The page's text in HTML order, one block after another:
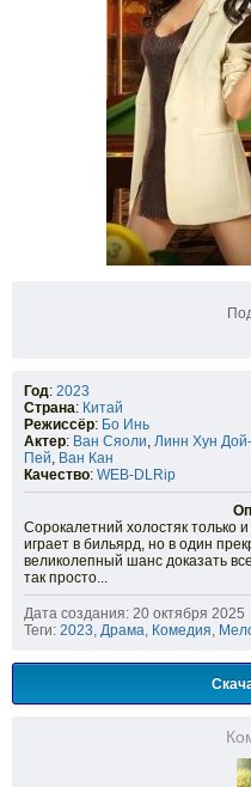
Год: 2023
Страна: Китай
Режиссёр: Бо Инь
Актер: Ван Сяоли, Линн Хун
Пей, Ван Кан
Качество: WEB-DLRip
Сорокалетний холостяк только
играет в бильярд, но в один
великолепный шанс доказать
так просто...
Дата создания: 20 октября 2025
Теги: 2023, Драма, Комедия,